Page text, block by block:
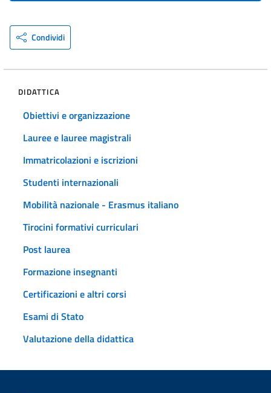
Condividi
DIDATTICA
Obiettivi e organizzazione
Lauree e lauree magistrali
Immatricolazioni e iscrizioni
Studenti internazionali
Mobilità nazionale - Erasmus italiano
Tirocini formativi curriculari
Post laurea
Formazione insegnanti
Certificazioni e altri corsi
Esami di Stato
Valutazione della didattica